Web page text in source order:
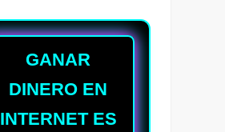
GANAR
DINERO EN
INTERNET ES